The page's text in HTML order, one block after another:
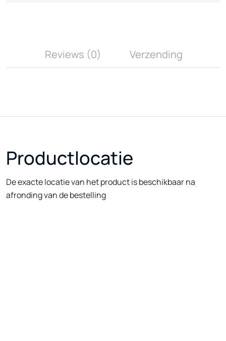
Reviews (0) Verzending
Productlocatie
De exacte locatie van het product is beschikbaar na
afronding van de bestelling